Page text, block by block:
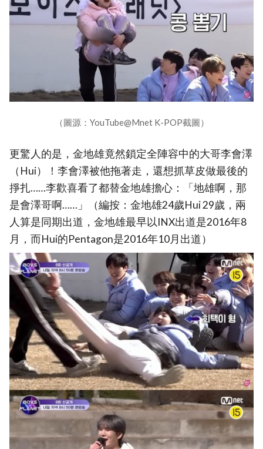
（圖源：YouTube@Mnet K-POP截圖）
更驚人的是，金地雄竟然鎖定全陣容中的大哥李會澤
（Hui）！李會澤被他拖著走，還想抓草皮做最後的
掙扎……李歡喜看了都替金地雄擔心：「地雄啊，那
是會澤哥啊……」（編按：金地雄24歲Hui 29歲，兩
人算是同期出道，金地雄最早以INX出道是2016年8
月，而Hui的Pentagon是2016年10月出道）